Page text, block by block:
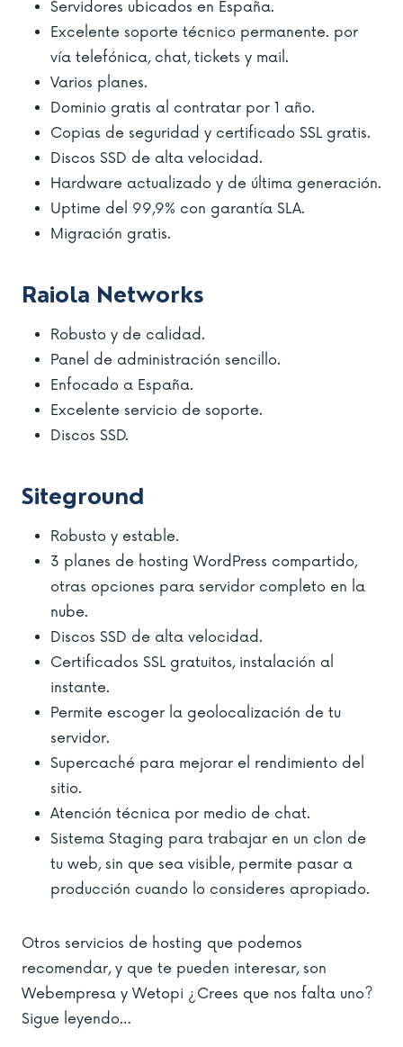
Servidores ubicados en España.
Excelente soporte técnico permanente. por
vía telefónica, chat, tickets y mail.
Varios planes.
Dominio gratis al contratar por 1 año.
Copias de seguridad y certificado SSL gratis.
Discos SSD de alta velocidad.
Hardware actualizado y de última generación.
Uptime del 99,9% con garantía SLA.
Migración gratis.
Raiola Networks
Robusto y de calidad.
Panel de administración sencillo.
Enfocado a España.
Excelente servicio de soporte.
Discos SSD.
Siteground
Robusto y estable.
3 planes de hosting WordPress compartido,
otras opciones para servidor completo en la
nube.
Discos SSD de alta velocidad.
Certificados SSL gratuitos, instalación al
instante.
Permite escoger la geolocalización de tu
servidor.
Supercaché para mejorar el rendimiento del
sitio.
Atención técnica por medio de chat.
Sistema Staging para trabajar en un clon de
tu web, sin que sea visible, permite pasar a
producción cuando lo consideres apropiado.
Otros servicios de hosting que podemos
recomendar, y que te pueden interesar, son
Webempresa y Wetopi ¿Crees que nos falta uno?
Sigue leyendo…